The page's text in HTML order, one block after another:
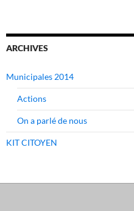
ARCHIVES
Municipales 2014
Actions
On a parlé de nous
KIT CITOYEN